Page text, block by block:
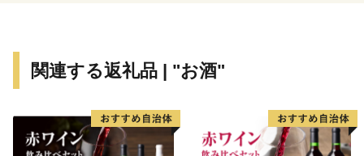
関連する返礼品 | "お酒"